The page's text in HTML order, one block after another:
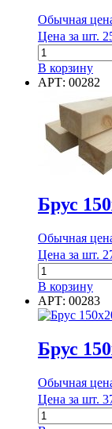
Диаметр
Длина
Единица измерения
Единица
Форма
Форма
Группа горючести
Обычная
Цена за шт.
Количество
товара
Брус
100х200х6000
хвоя
1-
сорт
В корзину
АРТ: 00282
Брус
Обычная
Цена за шт.
Количество
товара
Брус
150х150х6000
хвоя
1-
2
В корзину
АРТ: 00283
Брус
Обычная
Цена за шт.
Количество